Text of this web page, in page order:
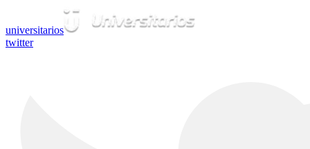
universitarios
twitter